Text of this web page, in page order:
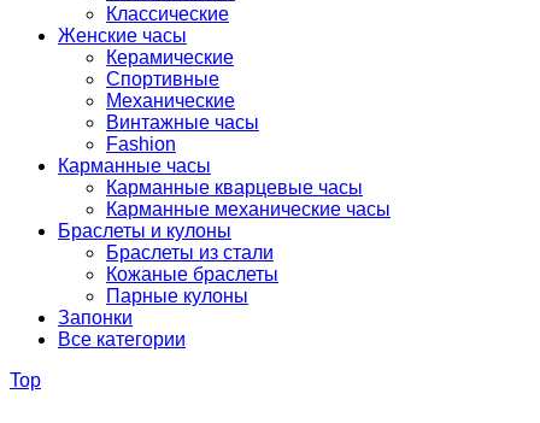
Классические
Женские часы
Керамические
Спортивные
Механические
Винтажные часы
Fashion
Карманные часы
Карманные кварцевые часы
Карманные механические часы
Браслеты и кулоны
Браслеты из стали
Кожаные браслеты
Парные кулоны
Запонки
Все категории
Top